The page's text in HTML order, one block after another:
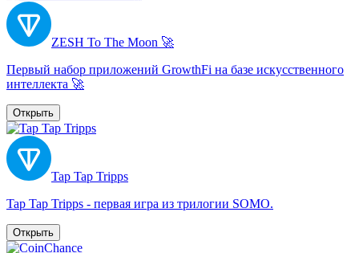
ZESH To The Moon 🚀
Первый набор приложений GrowthFi на базе искусственного
интеллекта 🚀
Открыть
Tap Tap Tripps
Tap Tap Tripps - первая игра из трилогии SOMO.
Открыть